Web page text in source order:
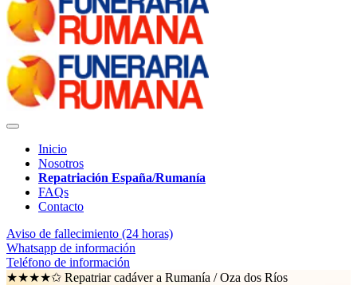
Inicio
Nosotros
Repatriación España/Rumanía
FAQs
Contacto
Aviso de fallecimiento (24 horas)
Whatsapp de información
Teléfono de información
★★★★✩ Repatriar cadáver a Rumanía /Oza dos Ríos